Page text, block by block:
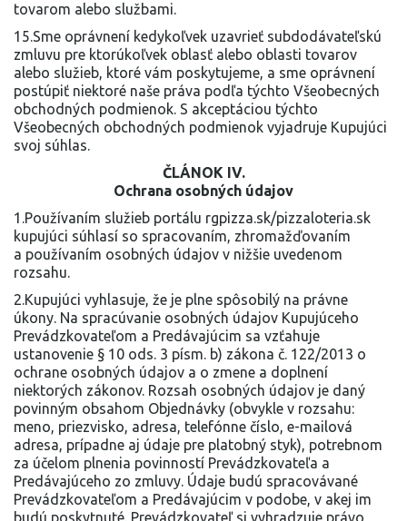
tovarom alebo službami.
15.Sme oprávnení kedykoľvek uzavrieť subdodávateľskú
zmluvu pre ktorúkoľvek oblasť alebo oblasti tovarov
alebo služieb, ktoré vám poskytujeme, a sme oprávnení
postúpiť niektoré naše práva podľa týchto Všeobecných
obchodných podmienok. S akceptáciou týchto
Všeobecných obchodných podmienok vyjadruje Kupujúci
svoj súhlas.
ČLÁNOK IV.
Ochrana osobných údajov
1.Používaním služieb portálu rgpizza.sk/pizzaloteria.sk
kupujúci súhlasí so spracovaním, zhromažďovaním
a používaním osobných údajov v nižšie uvedenom
rozsahu.
2.Kupujúci vyhlasuje, že je plne spôsobilý na právne
úkony. Na spracúvanie osobných údajov Kupujúceho
Prevádzkovateľom a Predávajúcim sa vzťahuje
ustanovenie § 10 ods. 3 písm. b) zákona č. 122/2013 o
ochrane osobných údajov a o zmene a doplnení
niektorých zákonov. Rozsah osobných údajov je daný
povinným obsahom Objednávky (obvykle v rozsahu:
meno, priezvisko, adresa, telefónne číslo, e-mailová
adresa, prípadne aj údaje pre platobný styk), potrebnom
za účelom plnenia povinností Prevádzkovateľa a
Predávajúceho zo zmluvy. Údaje budú spracovávané
Prevádzkovateľom a Predávajúcim v podobe, v akej im
budú poskytnuté. Prevádzkovateľ si vyhradzuje právo